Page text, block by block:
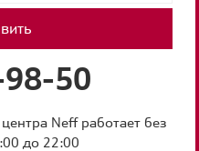
50
Neff работает без
до 22:00